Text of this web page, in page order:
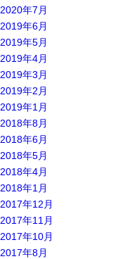
2020年7月
2019年6月
2019年5月
2019年4月
2019年3月
2019年2月
2019年1月
2018年8月
2018年6月
2018年5月
2018年4月
2018年1月
2017年12月
2017年11月
2017年10月
2017年8月